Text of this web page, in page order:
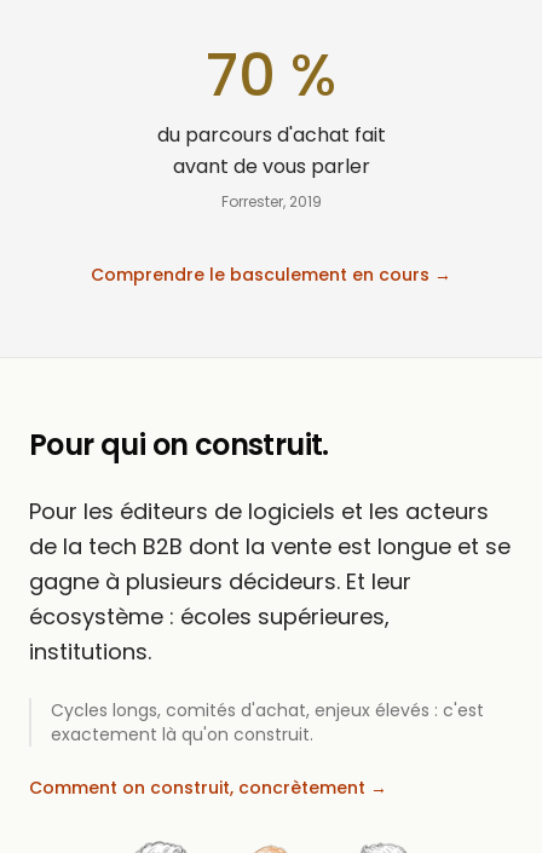
70 %
du parcours d'achat fait
avant de vous parler
Forrester, 2019
Comprendre le basculement en cours →
Pour qui on construit.
Pour les éditeurs de logiciels et les acteurs
de la tech B2B dont la vente est longue et se
gagne à plusieurs décideurs. Et leur
écosystème : écoles supérieures,
institutions.
Cycles longs, comités d'achat, enjeux élevés : c'est
exactement là qu'on construit.
Comment on construit, concrètement →